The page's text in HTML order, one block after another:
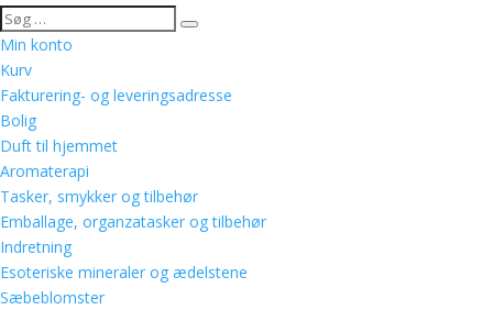
Min konto
Kurv
Fakturering- og leveringsadresse
Bolig
Duft til hjemmet
Aromaterapi
Tasker, smykker og tilbehør
Emballage, organzatasker og tilbehør
Indretning
Esoteriske mineraler og ædelstene
Sæbeblomster